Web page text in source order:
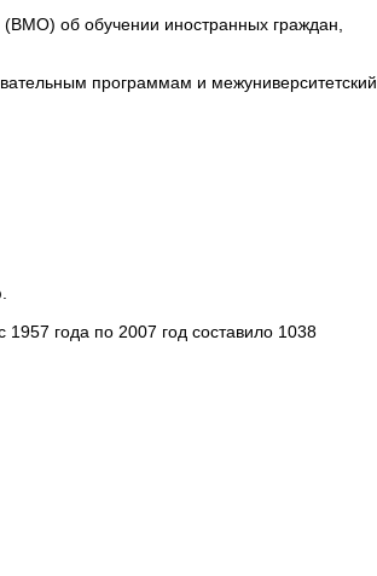
об обучении иностранных граждан,
программам и межуниверситетский
года по 2007 год составило 1038